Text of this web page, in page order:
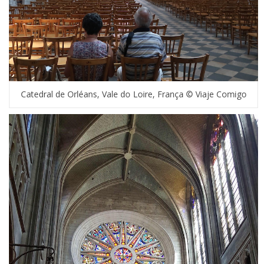
Catedral de Orléans, Vale do Loire, França © Viaje Comigo